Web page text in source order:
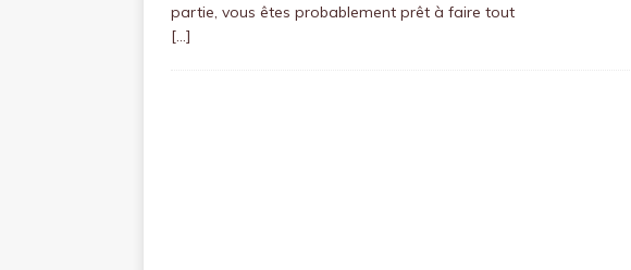
partie, vous êtes probablement prêt à faire tout
[…]